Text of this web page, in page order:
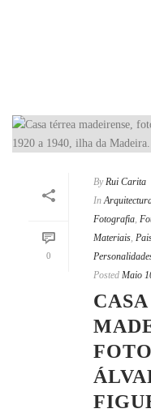
0
By Rui Carita
In
Fotografia,
Materiais,
Posted Maio